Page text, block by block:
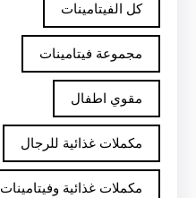
كل الفيتامينات
مجموعة فيتامينات
مقوي اطفال
مكملات غذائية للرجال
مكملات غذائية وفيتامينات